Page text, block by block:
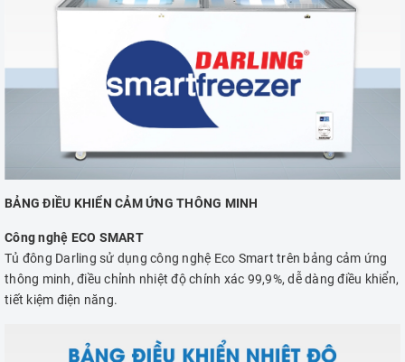
BẢNG ĐIỀU KHIỂN CẢM ỨNG THÔNG MINH
Công nghệ ECO SMART
Tủ đông Darling sử dụng công nghệ Eco Smart trên bảng cảm ứng
thông minh, điều chỉnh nhiệt độ chính xác 99,9%, dễ dàng điều khiển,
tiết kiệm điện năng.